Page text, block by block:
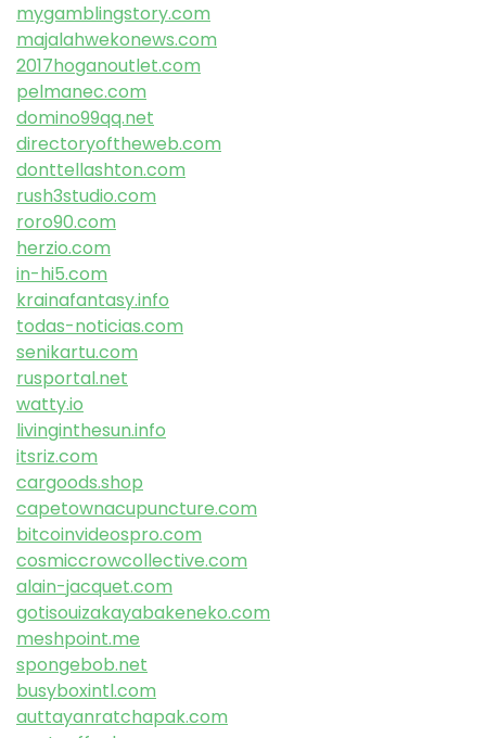
mygamblingstory.com
majalahwekonews.com
2017hoganoutlet.com
pelmanec.com
domino99qq.net
directoryoftheweb.com
donttellashton.com
rush3studio.com
roro90.com
herzio.com
in-hi5.com
krainafantasy.info
todas-noticias.com
senikartu.com
rusportal.net
watty.io
livinginthesun.info
itsriz.com
cargoods.shop
capetownacupuncture.com
bitcoinvideospro.com
cosmiccrowcollective.com
alain-jacquet.com
gotisouizakayabakeneko.com
meshpoint.me
spongebob.net
busyboxintl.com
auttayanratchapak.com